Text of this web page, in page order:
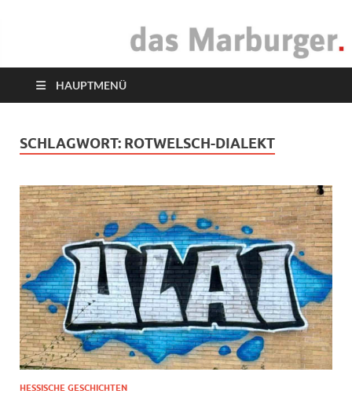
das Marburger.
HAUPTMENÜ
SCHLAGWORT: ROTWELSCH-DIALEKT
HESSISCHE GESCHICHTEN